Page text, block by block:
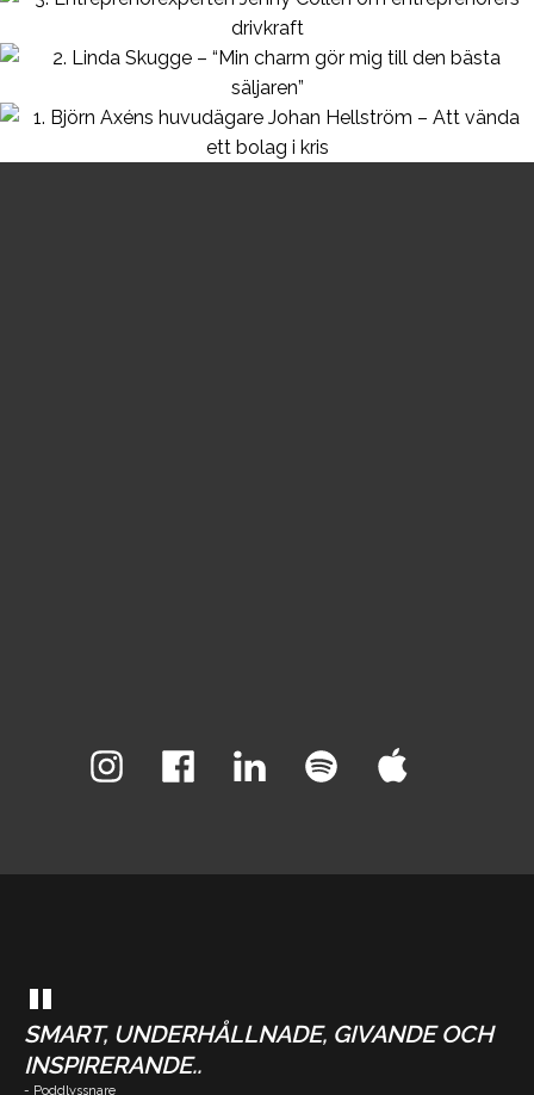
"
SMART, UNDERHÅLLNADE, GIVANDE OCH
INSPIRERANDE..
- Poddlyssnare